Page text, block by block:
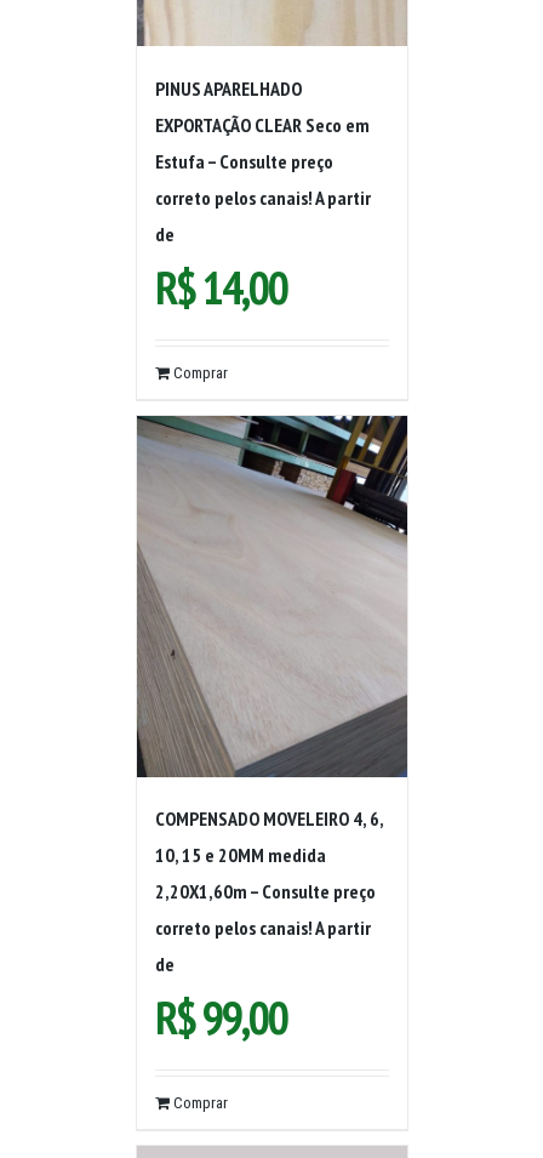
PINUS APARELHADO
EXPORTAÇÃO CLEAR Seco em
Estufa – Consulte preço
correto pelos canais! A partir
de
R$14,00
Comprar
COMPENSADO MOVELEIRO 4, 6,
10, 15 e 20MM medida
2,20X1,60m – Consulte preço
correto pelos canais! A partir
de
R$99,00
Comprar